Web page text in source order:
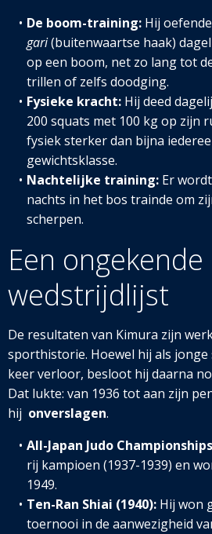
De boom-training:Hij
gari(buitenwaartse haak)
op een boom, net zo lang tot
trillen of zelfs doodging.
Fysieke kracht:Hij deed
200 squats met 100 kg op zijn
fysiek sterker dan bijna
gewichtsklasse.
Nachtelijke training:Er wordt
nachts in het bos trainde om
scherpen.
Een ongekende
wedstrijdlijst
De resultaten van Kimura zijn
sporthistorie. Hoewel hij als
keer verloor, besloot hij daarna
Dat lukte: van 1936 tot aan zijn
hij onverslagen.
All-Japan Judo
rij kampioen (1937-1939) en
1949.
Ten-Ran Shiai (1940):Hij won
toernooi in de aanwezigheid